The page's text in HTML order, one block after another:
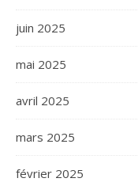
juin 2025
mai 2025
avril 2025
mars 2025
février 2025